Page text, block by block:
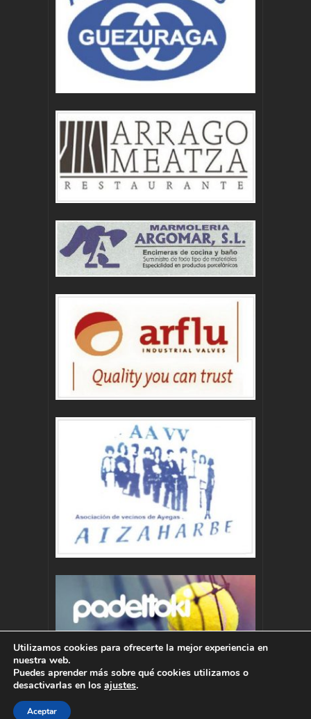
Autor : Pablo Momoitio - pablo@momoitio.com
Utilizamos cookies para ofrecerte la mejor experiencia en
nuestra web.
Puedes aprender más sobre qué cookies utilizamos o
desactivarlas en los ajustes.
Aceptar